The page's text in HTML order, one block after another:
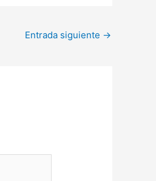
Entrada siguiente →